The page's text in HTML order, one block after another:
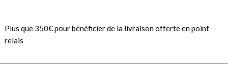
Plus que 350€ pour bénéficier de la livraison offerte en point
relais